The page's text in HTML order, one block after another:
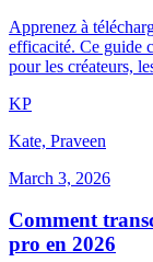
Apprenez à
efficacité. Ce guide
pour les créateurs,
KP
Kate, Praveen
March 3, 2026
Comment
pro en 2026